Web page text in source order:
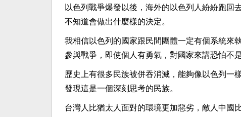
以色列戰爭爆發以後，海外的以色列人紛紛跑回
不知道會做出什麼樣的決定。
我相信以色列的國家跟民間團體一定有個系統來
參與戰爭，即使個人有勇氣，對國家來講恐怕不
歷史上有很多民族被併吞消滅，能夠像以色列一
發現這是一個深刻思考的民族。
台灣人比猶太人面對的環境更加惡劣，敵人中國